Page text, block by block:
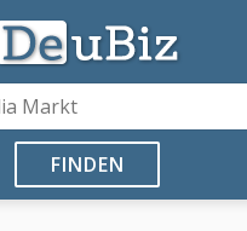
FINDEN